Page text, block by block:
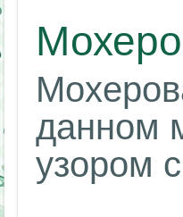
данном
узором